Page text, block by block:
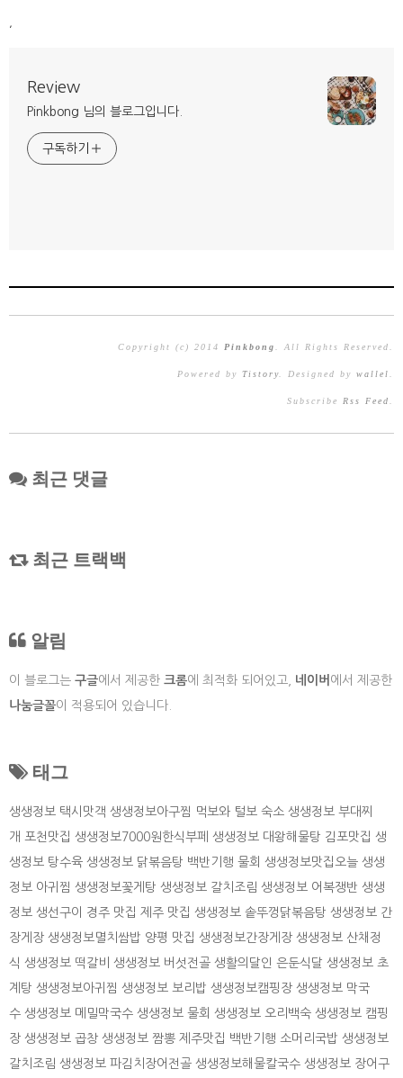
Review
Pinkbong 님의 블로그입니다.
구독하기
Copyright (c) 2014 Pinkbong. All Rights Reserved.
Powered by Tistory. Designed by wallel.
Subscribe Rss Feed.
최근 댓글
최근 트랙백
알림
이 블로그는 구글에서 제공한 크롬에 최적화 되어있고, 네이버 에서 제공한
나눔글꼴이 적용되어 있습니다.
태그
생생정보 택시맛객 생생정보아구찜 먹보와 털보 숙소 생생정보 부대찌
개 포천맛집 생생정보7000원한식부페 생생정보 대왕해물탕 김포맛집 생
생정보 탕수육 생생정보 닭볶음탕 백반기행 물회 생생정보맛집오늘 생생
정보 아귀찜 생생정보꽃게탕 생생정보 갈치조림 생생정보 어복쟁반 생생
정보 생선구이
경주 맛집 제주 맛집 생생정보 솥뚜껑닭볶음탕 생생정보 간
장게장 생생정보멸치쌈밥 양평 맛집 생생정보간장게장 생생정보 산채정
식 생생정보 떡갈비 생생정보 버섯전골 생활의달인 은둔식달 생생정보 초
계탕 생생정보아귀찜 생생정보 보리밥 생생정보캠핑장 생생정보 막국
수 생생정보 메밀막국수 생생정보 물회 생생정보 오리백숙 생생정보 캠핑
장 생생정보 곱창 생생정보 짬뽕 제주맛집 백반기행 소머리국밥 생생정보
갈치조림 생생정보 파김치장어전골 생생정보해물칼국수 생생정보 장어구